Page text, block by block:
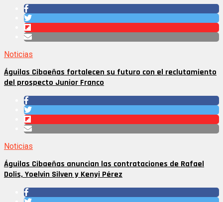
Noticias
Águilas Cibaeñas fortalecen su futuro con el reclutamiento
del prospecto Junior Franco
Noticias
Águilas Cibaeñas anuncian las contrataciones de Rafael
Dolis, Yoelvin Silven y Kenyi Pérez